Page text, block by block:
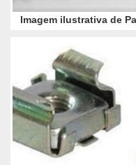
Imagem ilustrativa de